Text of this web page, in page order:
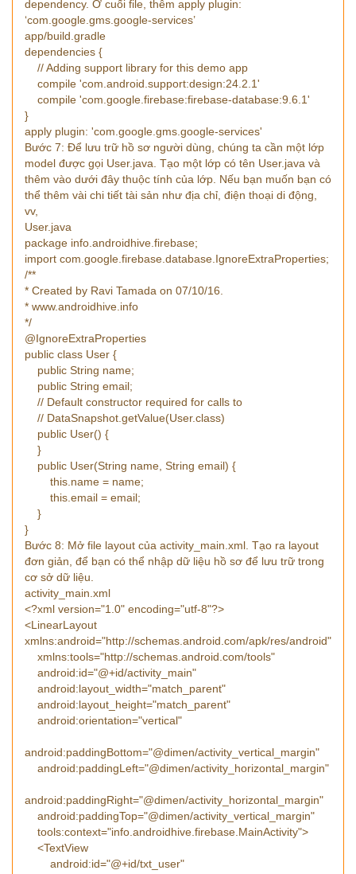
dependency. Ở cuối file, thêm apply plugin:
‘com.google.gms.google-services’
app/build.gradle
dependencies {
// Adding support library for this demo app
compile 'com.android.support:design:24.2.1'
compile 'com.google.firebase:firebase-database:9.6.1'
}
apply plugin: 'com.google.gms.google-services'
Bước 7: Để lưu trữ hồ sơ người dùng, chúng ta cần một lớp
model được gọi User.java. Tạo một lớp có tên User.java và
thêm vào dưới đây thuộc tính của lớp. Nếu bạn muốn bạn có
thể thêm vài chi tiết tài sản như địa chỉ, điện thoại di động,
vv,
User.java
package info.androidhive.firebase;
import com.google.firebase.database.IgnoreExtraProperties;
/**
* Created by Ravi Tamada on 07/10/16.
* www.androidhive.info
*/
@IgnoreExtraProperties
public class User {
public String name;
public String email;
// Default constructor required for calls to
// DataSnapshot.getValue(User.class)
public User() {
}
public User(String name, String email) {
this.name = name;
this.email = email;
}
}
Bước 8: Mở file layout của activity_main.xml. Tạo ra layout
đơn giản, để bạn có thể nhập dữ liệu hồ sơ để lưu trữ trong
cơ sở dữ liệu.
activity_main.xml
<?xml version="1.0" encoding="utf-8"?>
<LinearLayout
xmlns:android="http://schemas.android.com/apk/res/android"
xmlns:tools="http://schemas.android.com/tools"
android:id="@+id/activity_main"
android:layout_width="match_parent"
android:layout_height="match_parent"
android:orientation="vertical"
android:paddingBottom="@dimen/activity_vertical_margin"
android:paddingLeft="@dimen/activity_horizontal_margin"
android:paddingRight="@dimen/activity_horizontal_margin"
android:paddingTop="@dimen/activity_vertical_margin"
tools:context="info.androidhive.firebase.MainActivity">
<TextView
android:id="@+id/txt_user"